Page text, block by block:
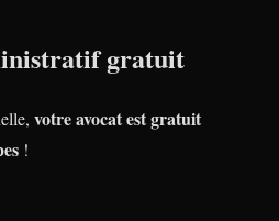
gratuit
votre avocat est gratuit
!